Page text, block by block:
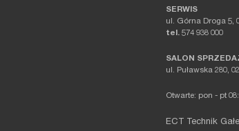
SERWIS
ul. Górna Droga 5,
tel. 574 938 000
SALON
ul. Puławska 280,
Otwarte: pon - pt
ECT Technik